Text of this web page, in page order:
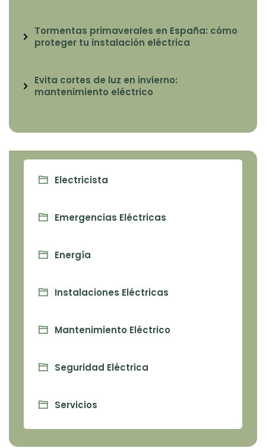
Tormentas primaverales en España: cómo
proteger tu instalación eléctrica
Evita cortes de luz en invierno:
mantenimiento eléctrico
Electricista
Emergencias Eléctricas
Energía
Instalaciones Eléctricas
Mantenimiento Eléctrico
Seguridad Eléctrica
Servicios